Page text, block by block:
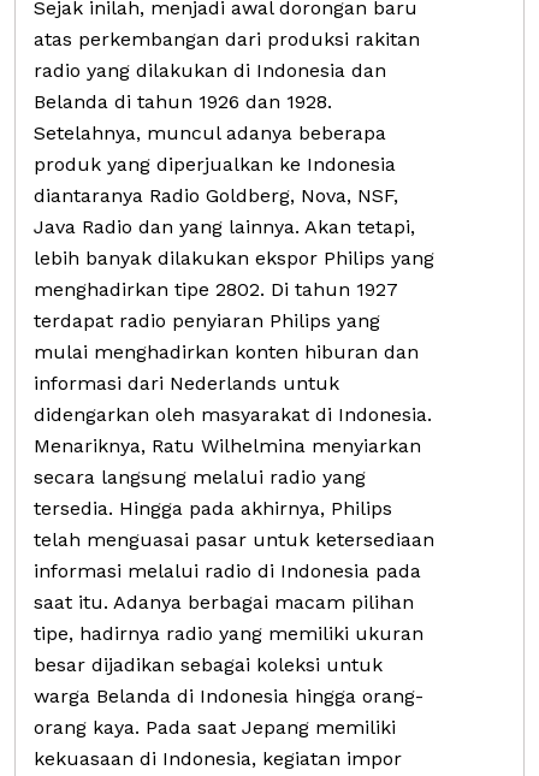
Sejak inilah, menjadi awal dorongan baru
atas perkembangan dari produksi rakitan
radio yang dilakukan di Indonesia dan
Belanda di tahun 1926 dan 1928.
Setelahnya, muncul adanya beberapa
produk yang diperjualkan ke Indonesia
diantaranya Radio Goldberg, Nova, NSF,
Java Radio dan yang lainnya. Akan tetapi,
lebih banyak dilakukan ekspor Philips yang
menghadirkan tipe 2802. Di tahun 1927
terdapat radio penyiaran Philips yang
mulai menghadirkan konten hiburan dan
informasi dari Nederlands untuk
didengarkan oleh masyarakat di Indonesia.
Menariknya, Ratu Wilhelmina menyiarkan
secara langsung melalui radio yang
tersedia. Hingga pada akhirnya, Philips
telah menguasai pasar untuk ketersediaan
informasi melalui radio di Indonesia pada
saat itu. Adanya berbagai macam pilihan
tipe, hadirnya radio yang memiliki ukuran
besar dijadikan sebagai koleksi untuk
warga Belanda di Indonesia hingga orang-
orang kaya. Pada saat Jepang memiliki
kekuasaan di Indonesia, kegiatan impor